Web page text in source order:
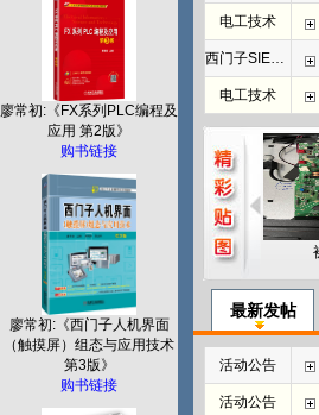
廖常初:《FX系列PLC编程及
应用 第2版》
购书链接
廖常初:《西门子人机界面
（触摸屏）组态与应用技术
第3版》
购书链接
电工技术
西门子SIEMENS
电工技术
最新发帖
活动公告
活动公告